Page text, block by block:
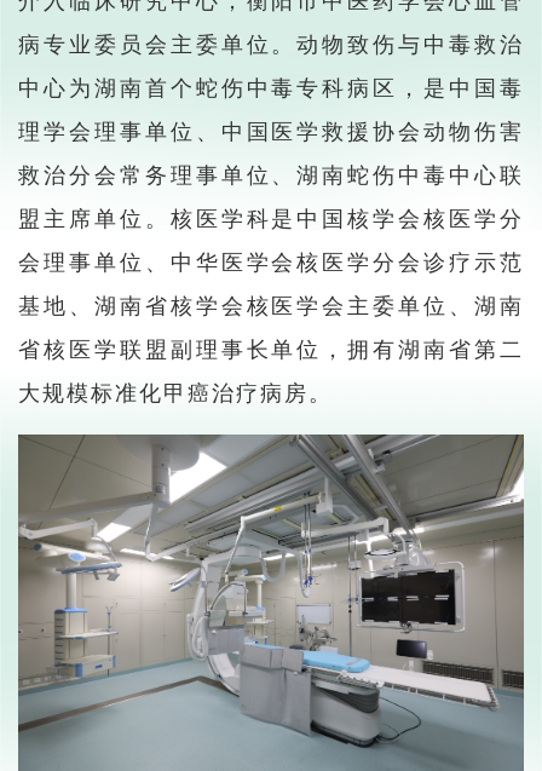
病专业委员会主委单位。动物致伤与中毒救治
中心为湖南首个蛇伤中毒专科病区，是中国毒
理学会理事单位、中国医学救援协会动物伤害
救治分会常务理事单位、湖南蛇伤中毒中心联
盟主席单位。核医学科是中国核学会核医学分
会理事单位、中华医学会核医学分会诊疗示范
基地、湖南省核学会核医学会主委单位、湖南
省核医学联盟副理事长单位，拥有湖南省第二
大规模标准化甲癌治疗病房。